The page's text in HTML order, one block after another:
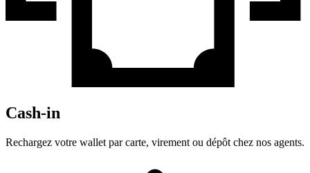
Cash-in
Rechargez votre wallet par carte, virement ou dépôt chez nos agents.